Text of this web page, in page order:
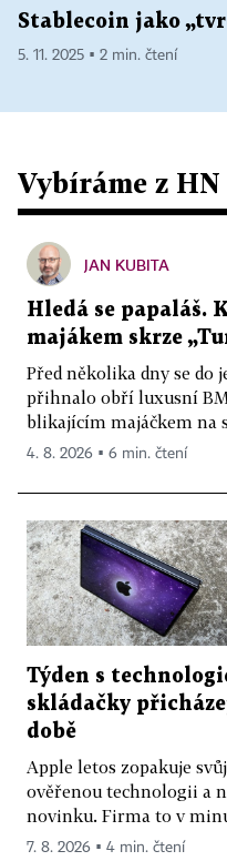
Stablecoin jako
5. 11. 2025 ▪ 2 min. čtení
Vybíráme z HN
JAN KUBITA
Hledá se papaláš.
majákem skrze
Před několika dny se do
přihnalo obří luxusní
blikajícím majáčkem na
4. 8. 2026 ▪ 6 min. čtení
Týden s
skládačky
době
Apple letos zopakuje
ověřenou technologii a
novinku. Firma to v
7. 8. 2026 ▪ 4 min. čtení